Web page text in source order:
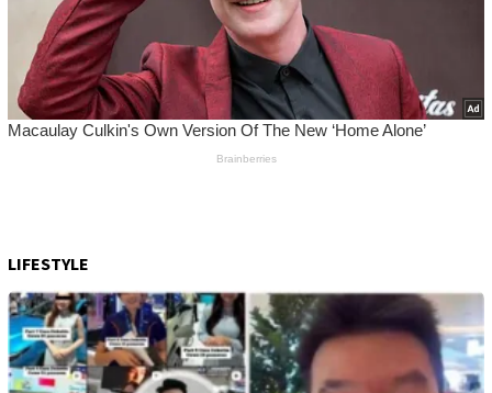
LIFESTYLE